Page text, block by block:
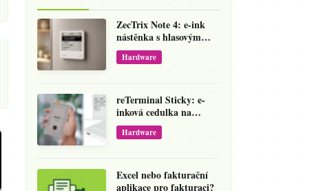
ZecTrix Note 4: e-ink
nástěnka s hlasovým
vstupem, kterou si
přeprogramujete
Hardware
reTerminal Sticky: e-
inková cedulka na
ledničku, která přepíše
váš hlas na vzkaz
Hardware
Excel nebo fakturační
aplikace pro fakturaci?